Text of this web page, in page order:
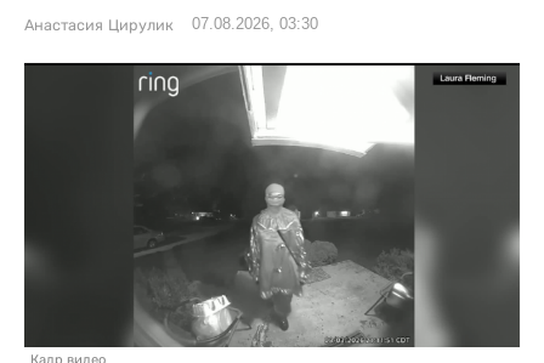
Анастасия Цирулик 07.08.2026, 03:30
Кадр видео